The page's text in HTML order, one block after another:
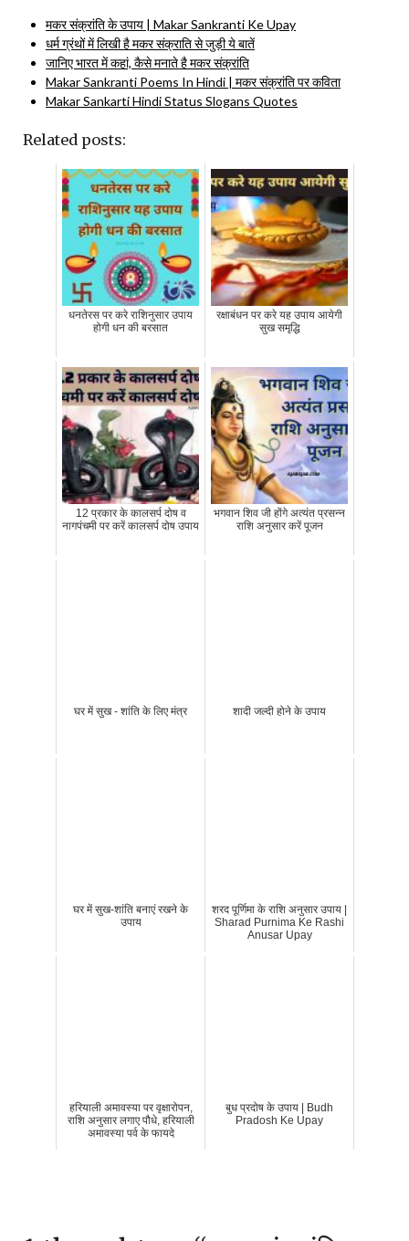
मकर संक्रांति के उपाय | Makar Sankranti Ke Upay
धर्म ग्रंथों में लिखी है मकर संक्राति से जुड़ी ये बातें
जानिए भारत में कहां, कैसे मनाते है मकर संक्रांति
Makar Sankranti Poems In Hindi | मकर संक्रांति पर कविता
Makar Sankarti Hindi Status Slogans Quotes
Related posts:
धनतेरस पर करे राशिनुसार उपाय
होगी धन की बरसात
रक्षाबंधन पर करे यह उपाय आयेगी
सुख समृद्धि
12 प्रकार के कालसर्प दोष व
नागपंचमी पर करें कालसर्प दोष उपाय
भगवान शिव जी होंगे अत्‍यंत प्रसन्‍न
राशि अनुसार करें पूजन
घर में सुख - शांति के लिए मंत्र शादी जल्दी होने के उपाय
घर में सुख-शांति बनाएं रखने के
उपाय
शरद पूर्णिमा के राशि अनुसार उपाय |
Sharad Purnima Ke Rashi
Anusar Upay
हरियाली अमावस्या पर वृक्षारोपन,
राशि अनुसार लगाए पौधे, हरियाली
अमावस्या पर्व के फायदे
बुध प्रदोष के उपाय | Budh
Pradosh Ke Upay